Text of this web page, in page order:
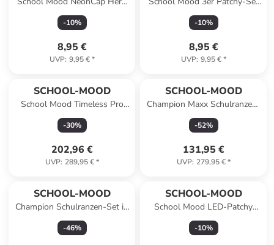
Air+ (2021) grün
-10%
8,95 €
UVP: 9,95 €*
Moritz (Weltall)
-10%
8,95 €
UVP: 9,95 €*
SCHOOL-MOOD
School Mood Timeless Pro
Axolotl (Ocean Collection), 6-
tlg. Schulranzenset
-30%
202,96 €
UVP: 289,95 €*
SCHOOL-MOOD
Champion Maxx Schulranzen-
Set 6-Teilig Modell 2026 in
Lilly
-52%
131,95 €
UVP: 279,95 €*
SCHOOL-MOOD
Champion Schulranzen-Set in
Leopard
-46%
SCHOOL-MOOD
School Mood LED-Patchy
Einhorn
-10%